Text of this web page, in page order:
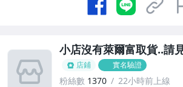
小店沒有萊爾富取貨..請
店鋪 實名驗證
粉絲數 1370 22小時前上線